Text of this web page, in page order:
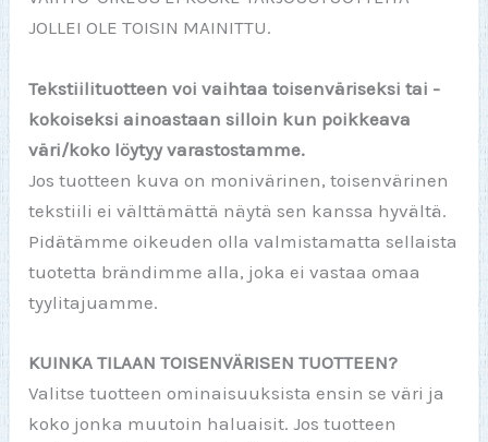
JOLLEI OLE TOISIN MAINITTU.
Tekstiilituotteen voi vaihtaa toisenväriseksi tai -
kokoiseksi ainoastaan silloin kun poikkeava
väri/koko löytyy varastostamme.
Jos tuotteen kuva on monivärinen, toisenvärinen
tekstiili ei välttämättä näytä sen kanssa hyvältä.
Pidätämme oikeuden olla valmistamatta sellaista
tuotetta brändimme alla, joka ei vastaa omaa
tyylitajuamme.
KUINKA TILAAN TOISENVÄRISEN TUOTTEEN?
Valitse tuotteen ominaisuuksista ensin se väri ja
koko jonka muutoin haluaisit. Jos tuotteen